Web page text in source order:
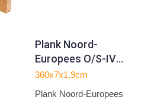
Plank Noord-
Europees O/S-IV
vuren
360x7x1,9cm
Plank Noord-Europees